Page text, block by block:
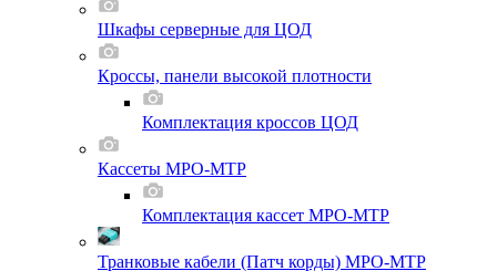
Шкафы серверные для ЦОД
Кроссы, панели высокой плотности
Комплектация кроссов ЦОД
Кассеты MPO-MTP
Комплектация кассет MPO-MTP
Транковые кабели (Патч корды) MPO-MTP